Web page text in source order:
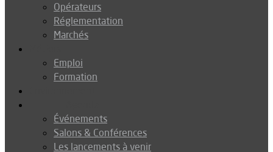
Opérateurs
Réglementation
Marchés
Emploi
Formation
Événements
Salons & Conférences
Les lancements à venir